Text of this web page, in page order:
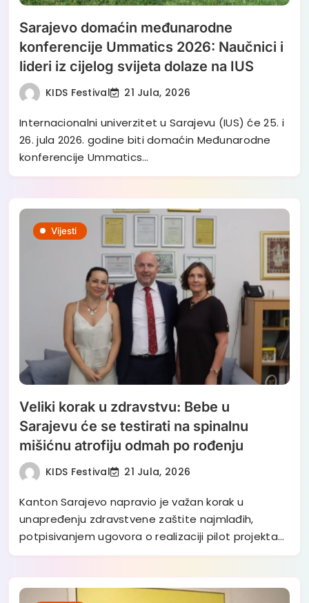
Sarajevo domaćin međunarodne
konferencije Ummatics 2026: Naučnici i
lideri iz cijelog svijeta dolaze na IUS
KIDS Festival 21 Jula, 2026
Internacionalni univerzitet u Sarajevu (IUS) će 25. i
26. jula 2026. godine biti domaćin Međunarodne
konferencije Ummatics…
Vijesti
Veliki korak u zdravstvu: Bebe u
Sarajevu će se testirati na spinalnu
mišićnu atrofiju odmah po rođenju
KIDS Festival 21 Jula, 2026
Kanton Sarajevo napravio je važan korak u
unapređenju zdravstvene zaštite najmlađih,
potpisivanjem ugovora o realizaciji pilot projekta…